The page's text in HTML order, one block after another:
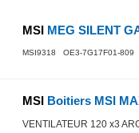
MSI MEG SILENT
MSI9318 OE3-7G17F01-809
MSI Boitiers MSI
VENTILATEUR 120 x3